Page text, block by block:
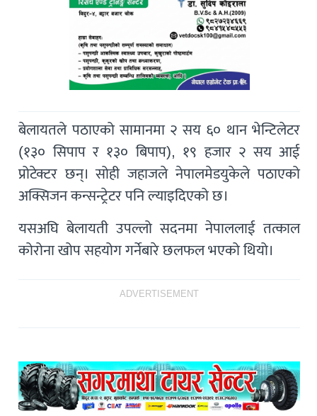
बेलायतले पठाएको सामानमा २ सय ६० थान भेन्टिलेटर
(१३० सिपाप र १३० बिपाप), १९ हजार २ सय आई
प्रोटेक्टर छन्। सोही जहाजले नेपालमेडयुकेले पठाएको
अक्सिजन कन्सन्ट्रेटर पनि ल्याइदिएको छ।
यसअघि बेलायती उपल्लो सदनमा नेपाललाई तत्काल
कोरोना खोप सहयोग गर्नेबारे छलफल भएको थियो।
ADVERTISEMENT